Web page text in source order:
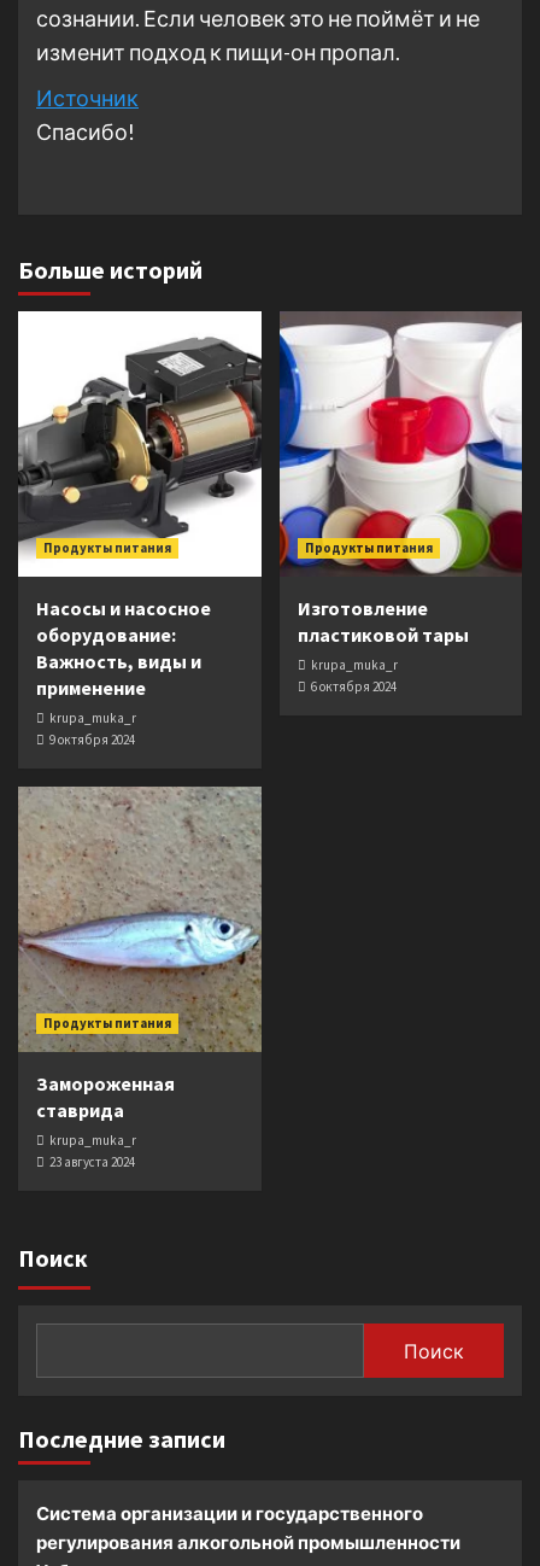
сознании. Если человек это не поймёт и не
изменит подход к пищи-он пропал.
Источник
Спасибо!
Больше историй
Продукты питания
Насосы и насосное
оборудование:
Важность, виды и
применение
krupa_muka_r
9 октября 2024
Продукты питания
Изготовление
пластиковой тары
krupa_muka_r
6 октября 2024
Продукты питания
Замороженная
ставрида
krupa_muka_r
23 августа 2024
Поиск
Поиск
Последние записи
Система организации и государственного
регулирования алкогольной промышленности